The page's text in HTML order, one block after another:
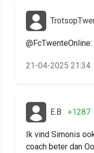
21-04-2025 21:34
E.B +1287
Ik vind Simonis
coach beter dan